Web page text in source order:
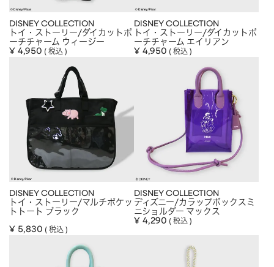
DISNEY COLLECTION
トイ・ストーリー/ダイカットポ
ーチチャーム ウィージー
¥ 4,950 税込
DISNEY COLLECTION
トイ・ストーリー/ダイカットポ
ーチチャーム エイリアン
¥ 4,950 税込
DISNEY COLLECTION
トイ・ストーリー/マルチポケッ
トトート ブラック
¥ 5,830 税込
DISNEY COLLECTION
ディズニー/カラップボックスミ
ニショルダー マックス
¥ 4,290 税込